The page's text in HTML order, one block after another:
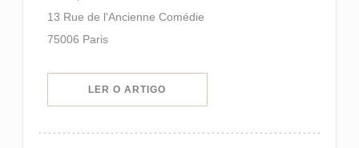
13 Rue de l'Ancienne Comédie
75006 Paris
LER O ARTIGO